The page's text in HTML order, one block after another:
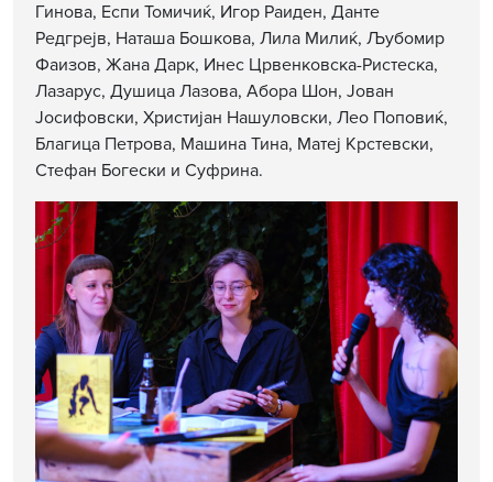
Гинова, Еспи Томичиќ, Игор Раиден, Данте
Редгрејв, Наташа Бошкова, Лила Милиќ, Љубомир
Фаизов, Жана Дарк, Инес Црвенковска-Ристеска,
Лазарус, Душица Лазова, Абора Шон, Јован
Јосифовски, Христијан Нашуловски, Лео Поповиќ,
Благица Петрова, Машина Тина, Матеј Крстевски,
Стефан Богески и Суфрина.